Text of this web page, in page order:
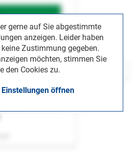
gerne auf Sie abgestimmte
anzeigen. Leider haben
Zustimmung gegeben.
möchten, stimmen Sie
den Cookies zu.
öffnen